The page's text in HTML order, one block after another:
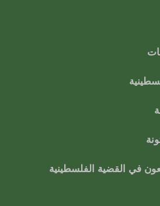
في القضية الفلسطينية